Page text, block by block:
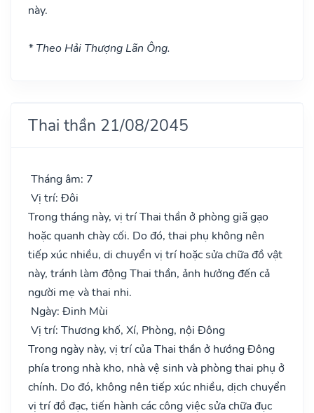
này.
* Theo Hải Thượng Lãn Ông.
Thai thần 21/08/2045
Tháng âm: 7
Vị trí: Đôi
Trong tháng này, vị trí Thai thần ở phòng giã gạo
hoặc quanh chày cối. Do đó, thai phụ không nên
tiếp xúc nhiều, di chuyển vị trí hoặc sửa chữa đồ vật
này, tránh làm động Thai thần, ảnh hưởng đến cả
người mẹ và thai nhi.
Ngày: Đinh Mùi
Vị trí: Thương khố, Xí, Phòng, nội Đông
Trong ngày này, vị trí của Thai thần ở hướng Đông
phía trong nhà kho, nhà vệ sinh và phòng thai phụ ở
chính. Do đó, không nên tiếp xúc nhiều, dịch chuyển
vị trí đồ đạc, tiến hành các công việc sửa chữa đục